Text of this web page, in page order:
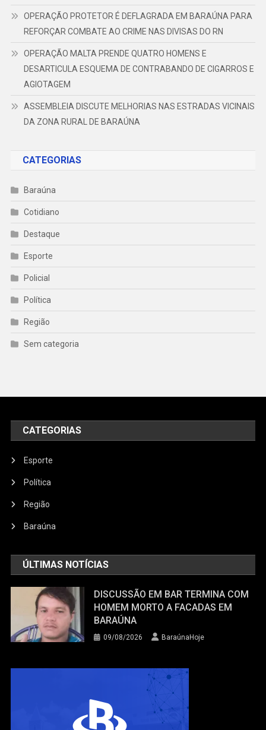
OPERAÇÃO PROTETOR É DEFLAGRADA EM BARAÚNA PARA
REFORÇAR COMBATE AO CRIME NAS DIVISAS DO RN
OPERAÇÃO MALTA PRENDE QUATRO HOMENS E
DESARTICULA ESQUEMA DE CONTRABANDO DE CIGARROS E
AGIOTAGEM
ASSEMBLEIA DISCUTE MELHORIAS NAS ESTRADAS VICINAIS
DA ZONA RURAL DE BARAÚNA
CATEGORIAS
Baraúna
Cotidiano
Destaque
Esporte
Policial
Política
Região
Sem categoria
CATEGORIAS
Esporte
Política
Região
Baraúna
ÚLTIMAS NOTÍCIAS
DISCUSSÃO EM BAR TERMINA COM
HOMEM MORTO A FACADAS EM
BARAÚNA
09/08/2026 BaraúnaHoje